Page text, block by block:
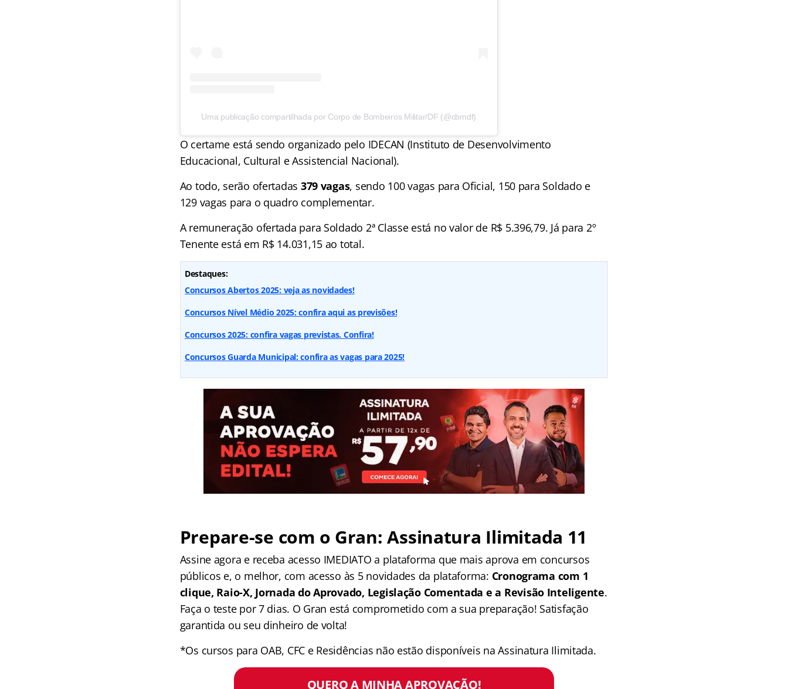
Uma publicação compartilhada por Corpo de Bombeiros Militar/DF (@cbmdf)
O certame está sendo organizado pelo IDECAN (Instituto de Desenvolvimento
Educacional, Cultural e Assistencial Nacional).
Ao todo, serão ofertadas 379 vagas, sendo 100 vagas para Oficial, 150 para Soldado e
129 vagas para o quadro complementar.
A remuneração ofertada para Soldado 2ª Classe está no valor de R$ 5.396,79. Já para 2º
Tenente está em R$ 14.031,15 ao total.
Destaques:
Concursos Abertos 2025: veja as novidades!
Concursos Nível Médio 2025: confira aqui as previsões!
Concursos 2025: confira vagas previstas. Confira!
Concursos Guarda Municipal: confira as vagas para 2025!
Prepare-se com o Gran: Assinatura Ilimitada 11
Assine agora e receba acesso IMEDIATO a plataforma que mais aprova em concursos
públicos e, o melhor, com acesso às 5 novidades da plataforma: Cronograma com 1
clique, Raio-X, Jornada do Aprovado, Legislação Comentada e a Revisão Inteligente.
Faça o teste por 7 dias. O Gran está comprometido com a sua preparação! Satisfação
garantida ou seu dinheiro de volta!
*Os cursos para OAB, CFC e Residências não estão disponíveis na Assinatura Ilimitada.
QUERO A MINHA APROVAÇÃO!